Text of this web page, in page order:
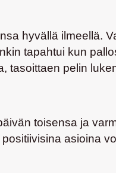
hyvällä ilmeellä.
tapahtui kun
tasoittaen pelin
toisensa ja
asioina